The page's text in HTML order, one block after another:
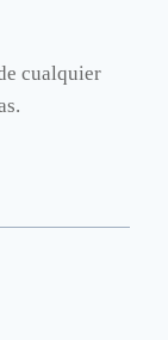
cualquier